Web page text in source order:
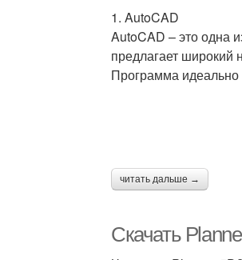
1. AutoCAD
AutoCAD – это одна
предлагает широкий
Программа
читать дальше →
Скачать